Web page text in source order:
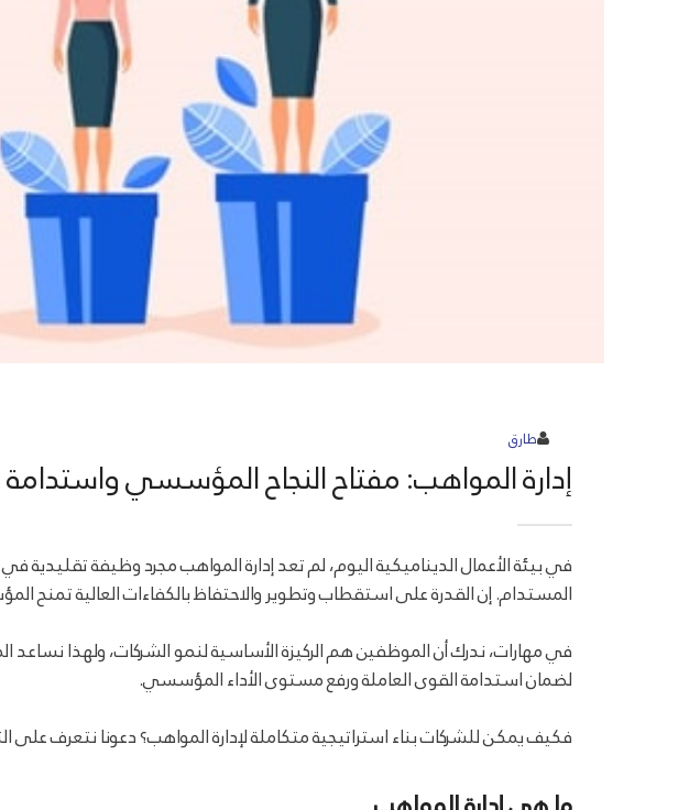
طارق
إدارة المواهب: مفتاح النجاح المؤسسي واستدامة
في بيئة الأعمال الديناميكية اليوم، لم تعد إدارة المواهب مجرد وظيفة
المستدام. إن القدرة على استقطاب وتطوير والاحتفاظ بالكفاءات العالية تمنح
في مهارات، ندرك أن الموظفين هم الركيزة الأساسية لنمو الشركات، ولهذا
لضمان استدامة القوى العاملة ورفع مستوى الأداء المؤسسي.
فكيف يمكن للشركات بناء استراتيجية متكاملة لإدارة المواهب؟ دعونا نتعرف على